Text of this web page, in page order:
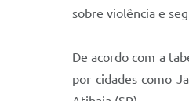
sobre violência e
De acordo com a
por cidades como